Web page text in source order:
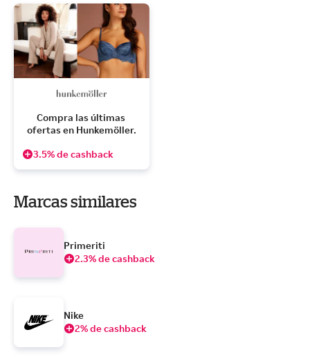
Compra las últimas
ofertas en Hunkemöller.
3.5% de cashback
Marcas similares
Primeriti
2.3% de cashback
Nike
2% de cashback